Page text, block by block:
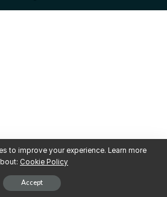
to improve your experience. Learn more
Cookie Policy
Accept